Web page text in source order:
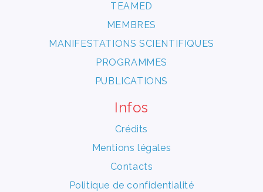
TEAMED
MEMBRES
MANIFESTATIONS SCIENTIFIQUES
PROGRAMMES
PUBLICATIONS
Infos
Crédits
Mentions légales
Contacts
Politique de confidentialité